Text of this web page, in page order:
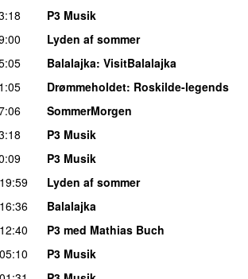
P3 Musik
Lyden af sommer
Balalajka: VisitBalalajka
Drømmeholdet: Roskilde-legends
SommerMorgen
P3 Musik
P3 Musik
19:59
Lyden af sommer
16:36
Balalajka
12:40
P3 med Mathias Buch
05:10
P3 Musik